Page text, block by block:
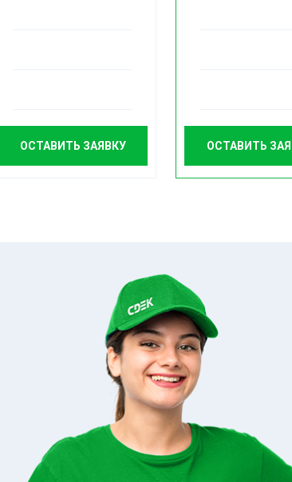
ОСТАВИТЬ ЗАЯВКУ ОСТАВИТЬ